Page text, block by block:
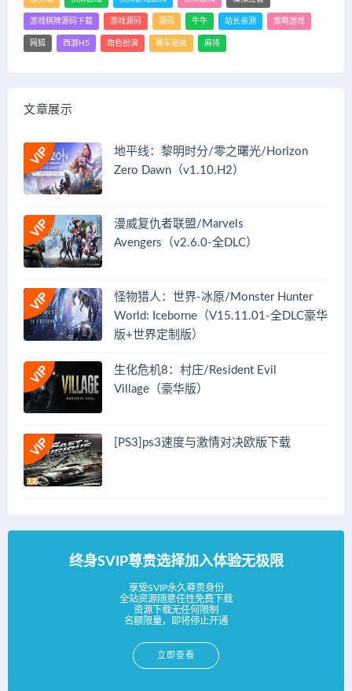
游戏棋牌源码下载 游戏源码 源码 牛牛 站长亲测 策略游戏
网狐 西游H5 角色扮演 赛车竞技 麻将
文章展示
地平线：黎明时分/零之曙光/Horizon
Zero Dawn（v1.10.H2）
漫威复仇者联盟/Marvels
Avengers（v2.6.0-全DLC）
怪物猎人：世界-冰原/Monster Hunter
World: Iceborne（V15.11.01-全DLC豪华
版+世界定制版）
生化危机8：村庄/Resident Evil
Village（豪华版）
[PS3]ps3速度与激情对决欧版下载
终身SVIP尊贵选择加入体验无极限
享受SVIP永久尊贵身份
全站资源随意任性免费下载
资源下载无任何限制
名额限量，即将停止开通
立即查看